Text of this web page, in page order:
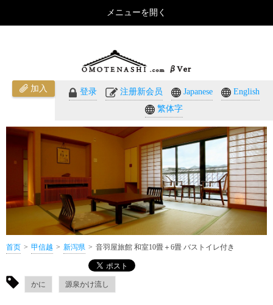
加入 登录 注册新会员 Japanese
English
繁体字
首页 甲信越 新泻県 音羽屋旅館 和室10畳＋6畳 バストイレ付き
かに 源泉かけ流し
メニューを開く